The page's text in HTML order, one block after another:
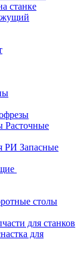
станке
Расточные
Запасные
столы
для станков
для